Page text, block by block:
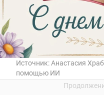
Источник:Анастасия
помощью ИИ